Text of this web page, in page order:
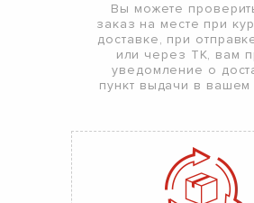
Вы можете
заказ на месте при
доставке, при
или через ТК, вам
уведомление о
пункт выдачи в вашем